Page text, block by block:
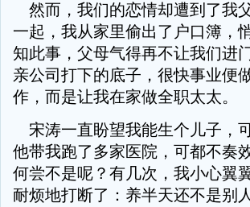
然而，我们的恋情却遭到了我
一起，我从家里偷出了户口簿，
知此事，父母气得再不让我们进
亲公司打下的底子，很快事业便
作，而是让我在家做全职太太。
宋涛一直盼望我能生个儿子，
他带我跑了多家医院，可都不奏
何尝不是呢？有几次，我小心翼
耐烦地打断了：养半天还不是别